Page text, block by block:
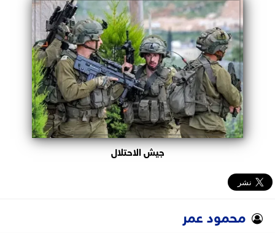
الوزارات
الأحزاب
جيش الاحتلال
محمود عمر